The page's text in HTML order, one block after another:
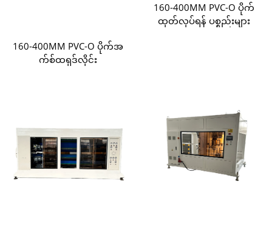
160-400MM PVC-O ပိုက်အ
က်စ်ထရုဒ်လိုင်း
160-400MM PVC-O ပိုက်
ထုတ်လုပ်ရန် ပစ္စည်းများ